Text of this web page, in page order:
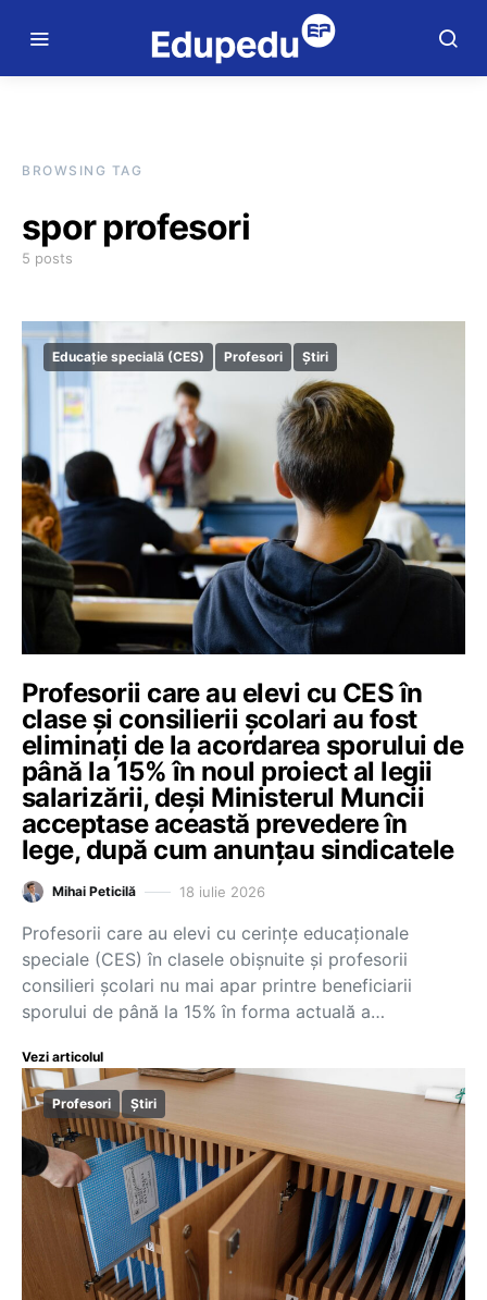
BROWSING TAG
spor profesori
5 posts
Educație specială (CES) Profesori Știri
Profesorii care au elevi cu CES în
clase și consilierii școlari au fost
eliminați de la acordarea sporului de
până la 15% în noul proiect al legii
salarizării, deși Ministerul Muncii
acceptase această prevedere în
lege, după cum anunțau sindicatele
Mihai Peticilă 18 iulie 2026
Profesorii care au elevi cu cerințe educaționale
speciale (CES) în clasele obișnuite și profesorii
consilieri școlari nu mai apar printre beneficiarii
sporului de până la 15% în forma actuală a…
Vezi articolul
Profesori Știri